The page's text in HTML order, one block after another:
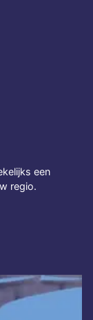
een
regio.